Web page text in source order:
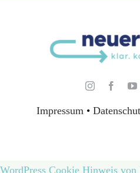
Impressum •
WordPress Cookie Hinweis